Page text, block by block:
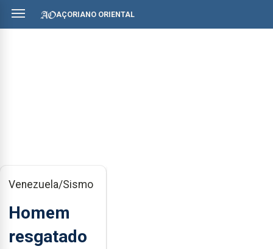
AÇORIANO ORIENTAL
Venezuela/Sismo
Homem
resgatado